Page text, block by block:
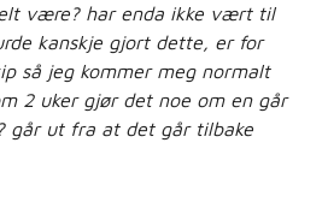
være? har enda ikke vært til
kanskje gjort dette, er for
så jeg kommer meg normalt
2 uker gjør det noe om en går
går ut fra at det går tilbake